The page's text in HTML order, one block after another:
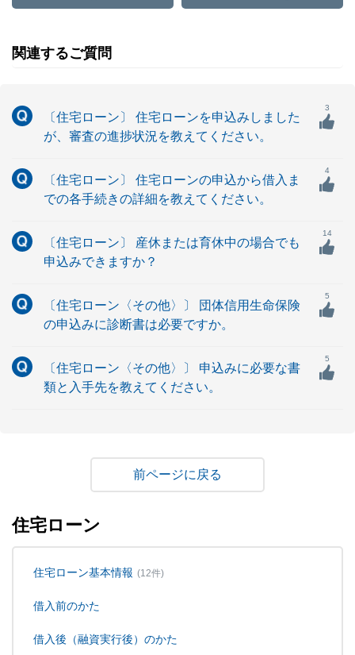
関連するご質問
〔住宅ローン〕 住宅ローンを申込みしました
が、審査の進捗状況を教えてください。
3
〔住宅ローン〕 住宅ローンの申込から借入ま
での各手続きの詳細を教えてください。
4
〔住宅ローン〕 産休または育休中の場合でも
申込みできますか？
14
〔住宅ローン〈その他〉〕 団体信用生命保険
の申込みに診断書は必要ですか。
5
〔住宅ローン〈その他〉〕 申込みに必要な書
類と入手先を教えてください。
5
戻る
住宅ローン
住宅ローン基本情報 (12件)
借入前のかた
借入後（融資実行後）のかた